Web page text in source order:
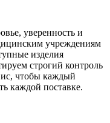
уверенность и
учреждениям
изделия
строгий контроль
чтобы каждый
каждой поставке.